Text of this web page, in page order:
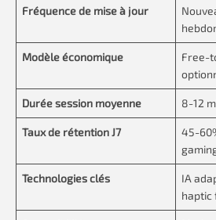
Fréquence de mise à jour
Modèle économique
Free-
Durée session moyenne 8-12
Taux de rétention J7
45-
Technologies clés
IA
haptic